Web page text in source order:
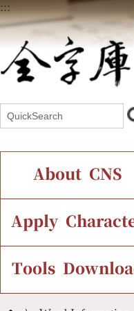
:::
About CNS
Introduction
Chinese Code
IDS Query
Components
Apply
Application
Font Instant
Tools